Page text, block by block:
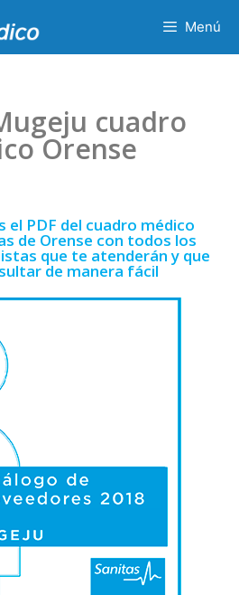
Menú
cuadro
Orense
el PDF del cuadro médico
de Orense con todos los
que te atenderán y que
de manera fácil